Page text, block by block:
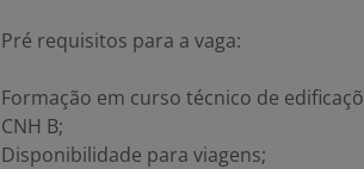
Pré requisitos para a vaga:
Formação em curso técnico de
CNH B;
Disponibilidade para viagens;